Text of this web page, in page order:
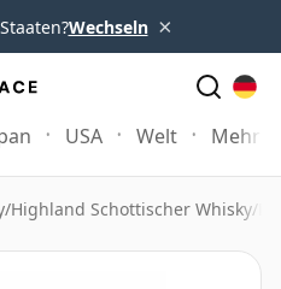
Wechseln ×
USA Welt Mehr
/Highland Schottischer Whisky/